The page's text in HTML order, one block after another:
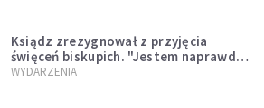
Ksiądz zrezygnował z przyjęcia
święceń biskupich. "Jestem naprawdę
niegodny"
WYDARZENIA